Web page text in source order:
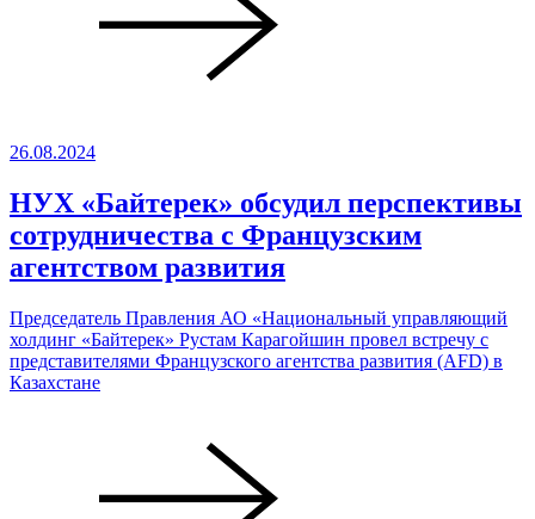
26.08.2024
НУХ «Байтерек» обсудил перспективы
сотрудничества с Французским
агентством развития
Председатель Правления АО «Национальный управляющий
холдинг «Байтерек» Рустам Карагойшин провел встречу с
представителями Французского агентства развития (AFD) в
Казахстане